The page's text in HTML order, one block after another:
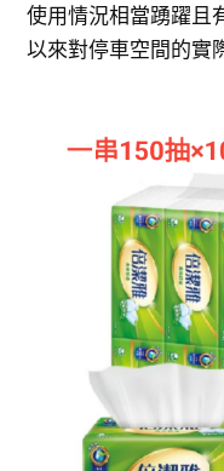
使用情況相當踴躍且
以來對停車空間的實